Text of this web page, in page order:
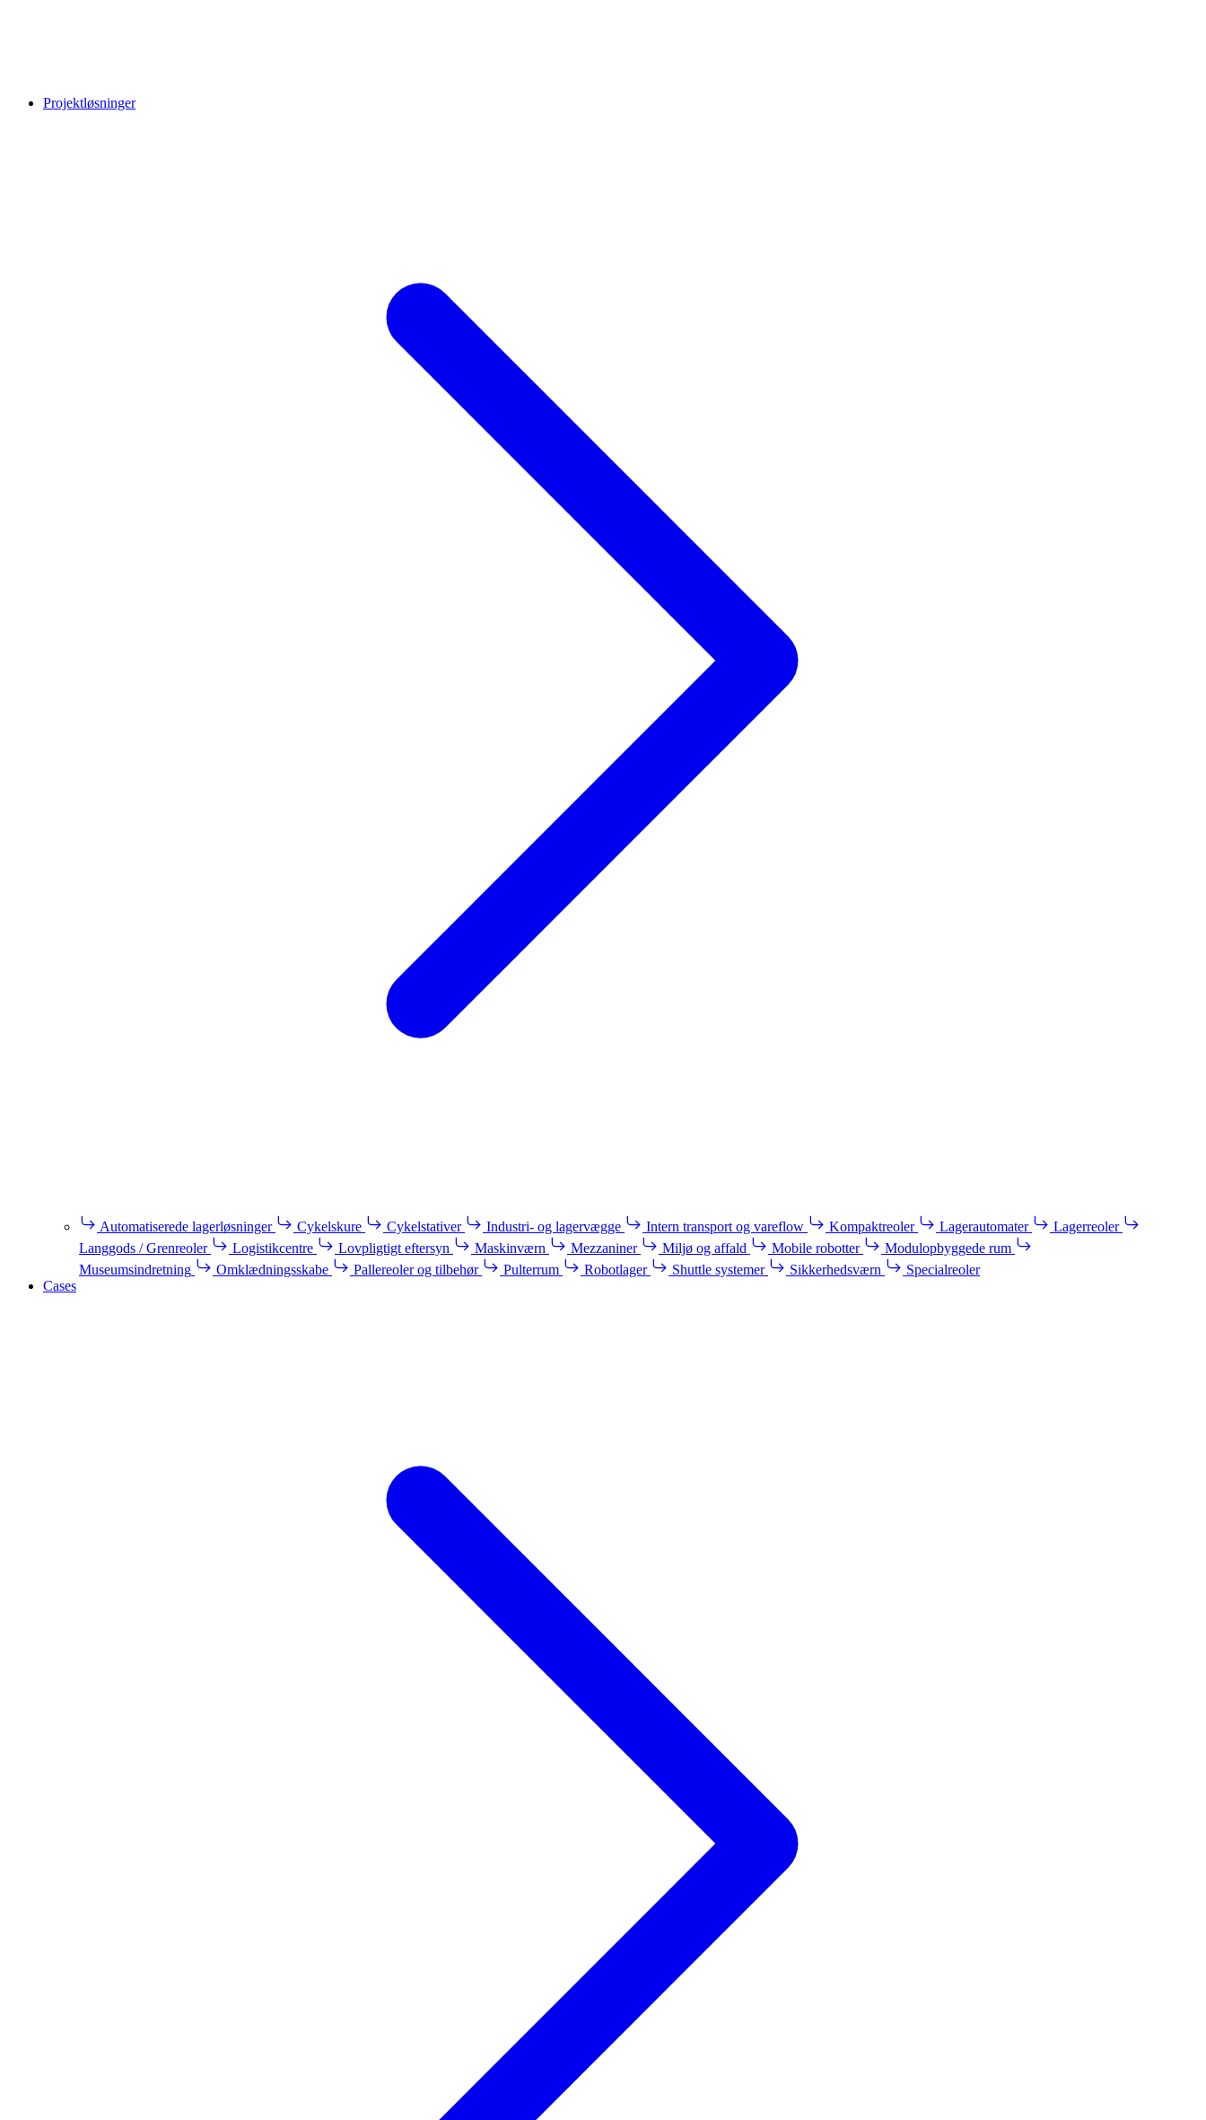
Projektløsninger
Automatiserede lagerløsninger Cykelskure Cykelstativer Industri- og lagervægge Intern transport og vareflow Kompaktreoler Lagerautomater
Lagerreoler
Langgods / Grenreoler
Logistikcentre Lovpligtigt eftersyn Maskinværn Mezzaniner Miljø og affald Mobile robotter
Modulopbyggede rum
Museumsindretning
Omklædningsskabe Pallereoler og tilbehør Pulterrum Robotlager Shuttle systemer Sikkerhedsværn
Specialreoler
Cases